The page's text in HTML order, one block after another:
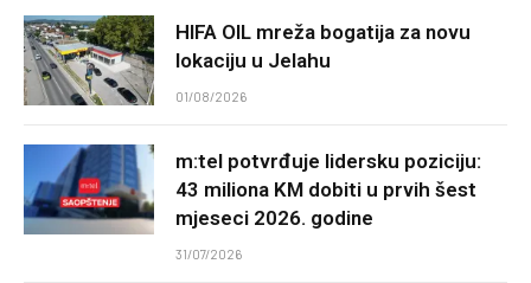
HIFA OIL mreža bogatija za novu
lokaciju u Jelahu
01/08/2026
m:tel potvrđuje lidersku poziciju:
43 miliona KM dobiti u prvih šest
mjeseci 2026. godine
31/07/2026